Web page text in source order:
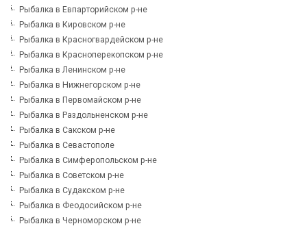
Рыбалка в Евпарторийском р-не
Рыбалка в Кировском р-не
Рыбалка в Красногвардейском р-не
Рыбалка в Красноперекопском р-не
Рыбалка в Ленинском р-не
Рыбалка в Нижнегорском р-не
Рыбалка в Первомайском р-не
Рыбалка в Раздольненском р-не
Рыбалка в Сакском р-не
Рыбалка в Севастополе
Рыбалка в Симферопольском р-не
Рыбалка в Советском р-не
Рыбалка в Судакском р-не
Рыбалка в Феодосийском р-не
Рыбалка в Черноморском р-не